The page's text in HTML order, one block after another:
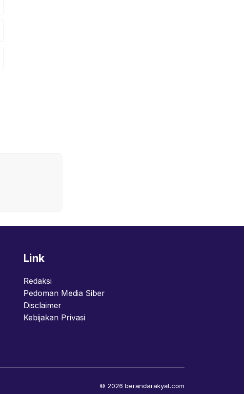
Link
Redaksi
Pedoman Media Siber
Disclaimer
Kebijakan Privasi
© 2026 berandarakyat.com